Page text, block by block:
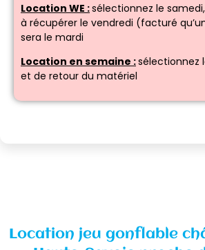
Location WE :sélectionnez le
à récupérer le vendredi (facturé
sera le mardi
Location en semaine :sélectionnez
et de retour du matériel
Location jeu gonflable